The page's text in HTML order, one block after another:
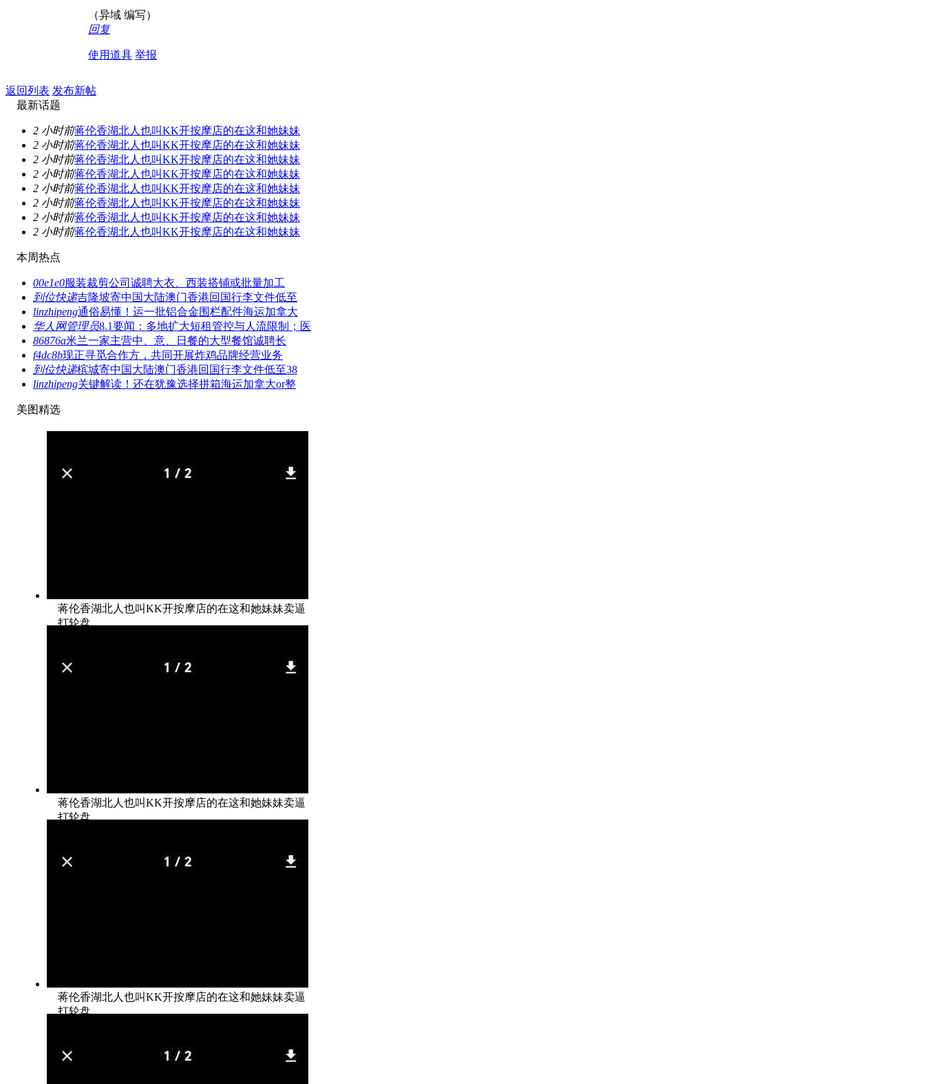
（异域 编写）
回复
使用道具 举报
返回列表 发布新帖
最新话题
2 小时前蒋伦香湖北人也叫KK开按摩店的在这和她妹妹
2 小时前蒋伦香湖北人也叫KK开按摩店的在这和她妹妹
2 小时前蒋伦香湖北人也叫KK开按摩店的在这和她妹妹
2 小时前蒋伦香湖北人也叫KK开按摩店的在这和她妹妹
2 小时前蒋伦香湖北人也叫KK开按摩店的在这和她妹妹
2 小时前蒋伦香湖北人也叫KK开按摩店的在这和她妹妹
2 小时前蒋伦香湖北人也叫KK开按摩店的在这和她妹妹
2 小时前蒋伦香湖北人也叫KK开按摩店的在这和她妹妹
本周热点
00e1e0服装裁剪公司诚聘大衣、西装搭铺或批量加工
到位快递吉隆坡寄中国大陆澳门香港回国行李文件低至
linzhipeng通俗易懂！运一批铝合金围栏配件海运加拿大
华人网管理员8.1要闻：多地扩大短租管控与人流限制；医
86876a米兰一家主营中、意、日餐的大型餐馆诚聘长
f4dc8b现正寻觅合作方，共同开展炸鸡品牌经营业务
到位快递槟城寄中国大陆澳门香港回国行李文件低至38
linzhipeng关键解读！还在犹豫选择拼箱海运加拿大or整
美图精选
蒋伦香湖北人也叫KK开按摩店的在这和她妹妹卖逼
打轮盘
蒋伦香湖北人也叫KK开按摩店的在这和她妹妹卖逼
打轮盘
蒋伦香湖北人也叫KK开按摩店的在这和她妹妹卖逼
打轮盘